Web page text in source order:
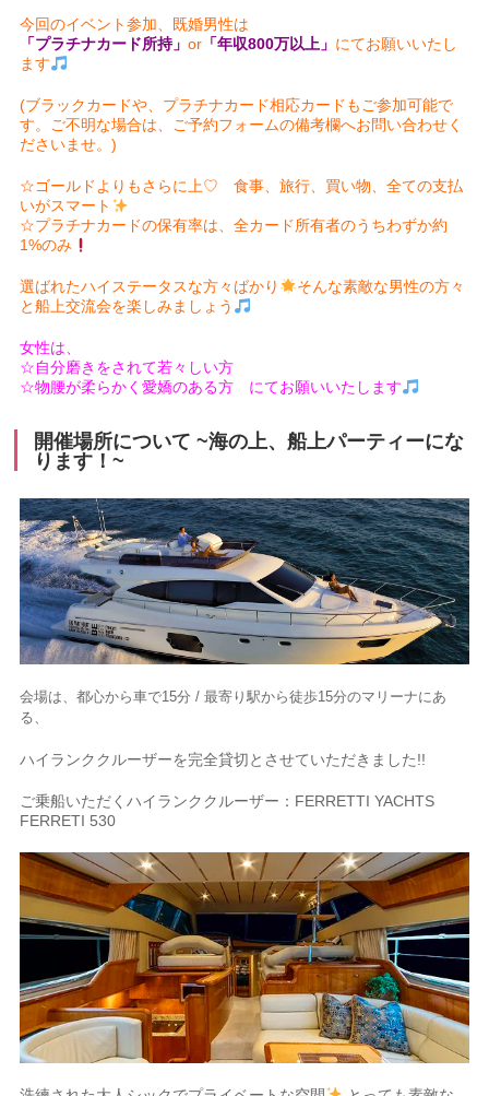
今回のイベント参加、既婚男性は
「プラチナカード所持」or 「年収800万以上」 にてお願いいたし
ます
(ブラックカードや、プラチナカード相応カードもご参加可能で
す。ご不明な場合は、ご予約フォームの備考欄へお問い合わせく
ださいませ。)
☆ゴールドよりもさらに上♡ 食事、旅行、買い物、全ての支払
いがスマート
☆プラチナカードの保有率は、全カード所有者のうちわずか約
1%のみ
選ばれたハイステータスな方々ばかり
そんな素敵な男性の方々
と船上交流会を楽しみましょう
女性は、
☆自分磨きをされて若々しい方
☆物腰が柔らかく愛嬌のある方 にてお願いいたします
開催場所について ~海の上、船上パーティーにな
ります！~
会場は、都心から車で15分 / 最寄り駅から徒歩15分のマリーナにあ
る、
ハイランククルーザーを完全貸切とさせていただきました!!
ご乗船いただくハイランククルーザー：FERRETTI YACHTS
FERRETI 530